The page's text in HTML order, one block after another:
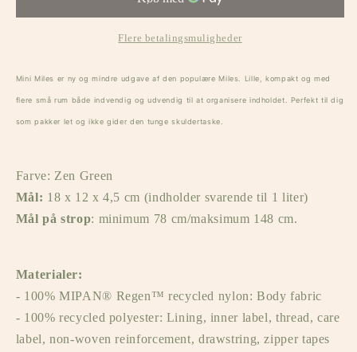
(zen
(zen
green)
Flere betalingsmuligheder
Mini Miles er ny og mindre udgave af den populære Miles. Lille, kompakt og med
flere små rum både indvendig og udvendig til at organisere indholdet. Perfekt til dig
som pakker let og ikke gider den tunge skuldertaske.
Farve: Zen Green
Mål: 18 x 12 x 4,5 cm (indholder svarende til 1 liter)
Mål på strop: minimum 78 cm/maksimum 148 cm.
Materialer:
- 100% MIPAN® Regen™ recycled nylon: Body fabric
- 100% recycled polyester: Lining, inner label, thread, care
label, non-woven reinforcement, drawstring, zipper tapes